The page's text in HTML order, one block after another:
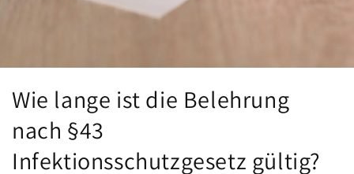
Wie lange ist die Belehrung
nach §43
Infektionsschutzgesetz gültig?